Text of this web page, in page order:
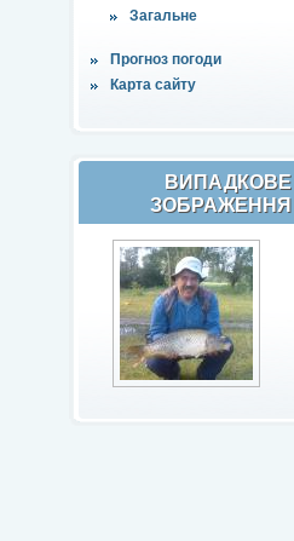
Загальне
Прогноз погоди
Карта сайту
ВИПАДКОВЕ
ЗОБРАЖЕННЯ